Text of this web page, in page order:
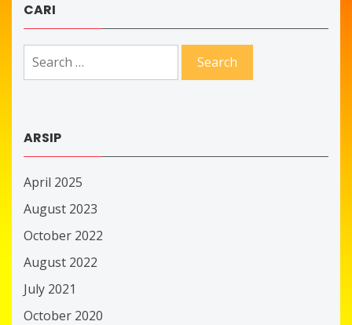
CARI
Search
for:
ARSIP
April 2025
August 2023
October 2022
August 2022
July 2021
October 2020